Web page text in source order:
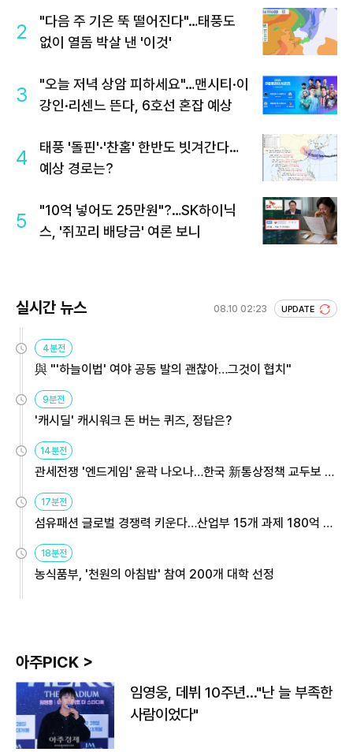
2
"다음 주 기온 뚝 떨어진다"…태풍도
없이 열돔 박살 낸 '이것'
3
"오늘 저녁 상암 피하세요"…맨시티·이
강인·리센느 뜬다, 6호선 혼잡 예상
4
태풍 '돌핀'·'찬홈' 한반도 빗겨간다…
예상 경로는?
5
"10억 넣어도 25만원"?…SK하이닉
스, '쥐꼬리 배당금' 여론 보니
실시간 뉴스 08.10 02:23 UPDATE
4분전
與 "'하늘이법' 여야 공동 발의 괜찮아…그것이 협치"
9분전
'캐시딜' 캐시워크 돈 버는 퀴즈, 정답은?
14분전
관세전쟁 '엔드게임' 윤곽 나오나…한국 新통상정책 교두보 활
용해야
17분전
섬유패션 글로벌 경쟁력 키운다…산업부 15개 과제 180억 지
원
18분전
농식품부, '천원의 아침밥' 참여 200개 대학 선정
아주PICK >
임영웅, 데뷔 10주년…"난 늘 부족한
사람이었다"